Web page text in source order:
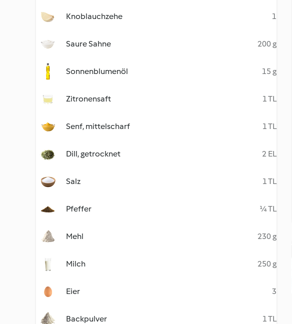
Knoblauchzehe 1
Saure Sahne 200 g
Sonnenblumenöl 15 g
Zitronensaft 1 TL
Senf, mittelscharf 1 TL
Dill, getrocknet 2 EL
Salz 1 TL
Pfeffer ¼ TL
Mehl 230 g
Milch 250 g
Eier 3
Backpulver 1 TL